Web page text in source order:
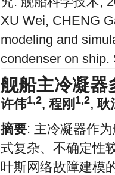
XU Wei, CHENG
modeling and
condenser on
舰船主冷凝器
许伟1,2, 程刚 1,2, 耿
摘要: 主冷凝器作
式复杂、不确定性
叶斯网络故障建模